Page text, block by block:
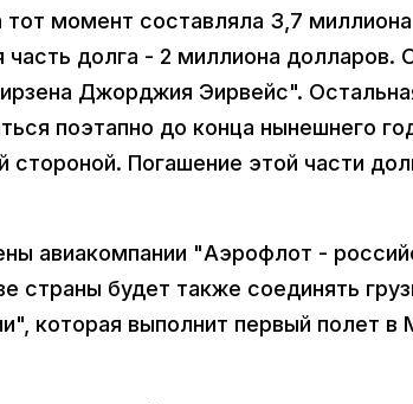
тот момент составляла 3,7 миллиона
долга - 2 миллиона долларов.
Джорджия Эирвейс".
поэтапно до конца нынешнего
стороной. Погашение этой части
авиакомпании "Аэрофлот -
страны будет также соединять
которая выполнит первый полет в